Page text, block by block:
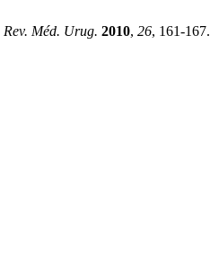
Rev. Méd. Urug. 2010, 26, 161-167.